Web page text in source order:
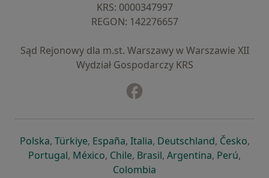
KRS: ⁠0000347997
REGON: ⁠142276657
Sąd Rejonowy dla m.st. Warszawy w Warszawie XII
Wydział Gospodarczy KRS
Polskaotwiera się w nowej karcie
, Türkiyeotwiera się w nowej karcie
, Españaotwiera się w nowej karcie
, Italiaotwiera się w nowej
, Deutschlandotwiera się
, Česko,
Portugalotwiera się w nowej karcie
, Méxicootwiera się w nowej karcie
, Chileotwiera się w nowej karcie
, Brasilotwiera się w nowej
, Argentinaotwiera się
, Perú,
Colombia